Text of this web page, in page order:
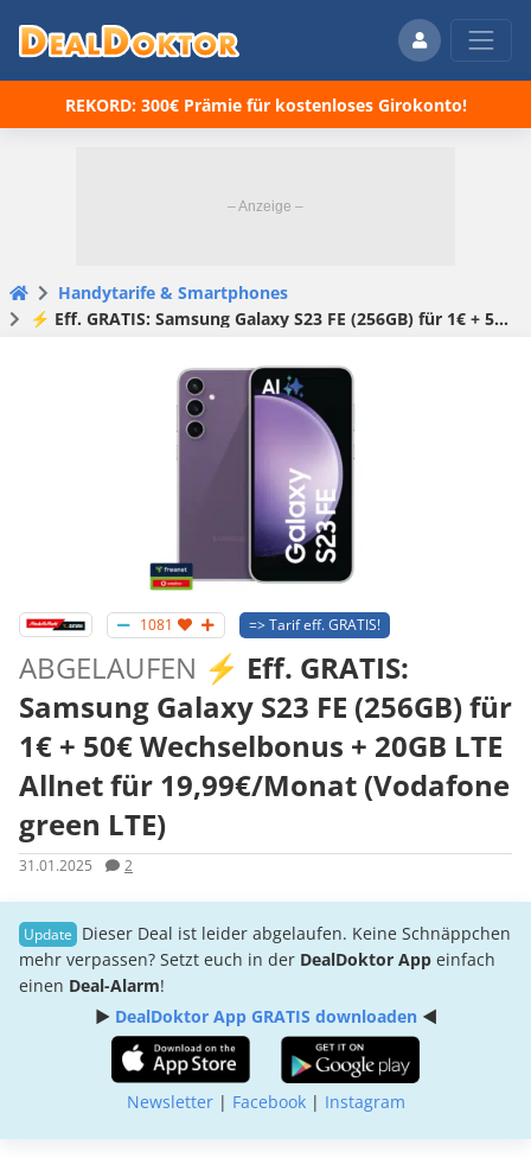
REKORD: 300€ Prämie für kostenloses Girokonto!
Handytarife & Smartphones
⚡️ Eff. GRATIS: Samsung Galaxy S23 FE (256GB) für 1€ + 50€ Wechselbonus + 20GB LTE Allnet für 19,99€/Monat (Vodafone green LTE)
1081 => Tarif eff. GRATIS!
ABGELAUFEN ⚡️ Eff. GRATIS:
Samsung Galaxy S23 FE (256GB) für
1€ + 50€ Wechselbonus + 20GB LTE
Allnet für 19,99€/Monat (Vodafone
green LTE)
31.01.2025 2
Dieser Deal ist leider abgelaufen. Keine Schnäppchen
mehr verpassen? Setzt euch in der DealDoktor App einfach
einen Deal-Alarm!
► DealDoktor App GRATIS downloaden◄
Newsletter| Facebook| Instagram